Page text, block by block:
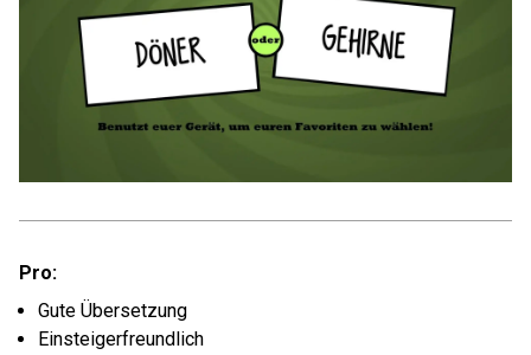
Pro:
Gute Übersetzung
Einsteigerfreundlich